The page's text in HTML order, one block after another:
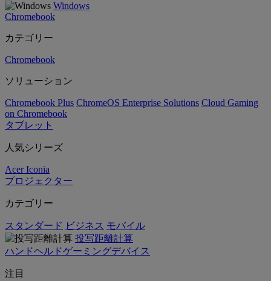
Windows
Chromebook
カテゴリー
Chromebook
ソリューション
Chromebook Plus ChromeOS Enterprise Solutions Cloud Gaming
on Chromebook
タブレット
人気シリーズ
Acer Iconia
プロジェクター
カテゴリー
スタンダード ビジネス モバイル
投写距離計算
ハンドヘルドゲーミングデバイス
注目